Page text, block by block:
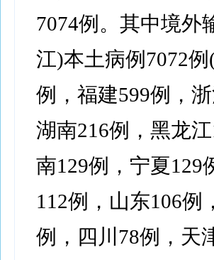
7074例。其中境外
江)本土病例7072
例，福建599例，
湖南216例，黑龙
南129例，宁夏129
112例，山东106例
例，四川78例，天